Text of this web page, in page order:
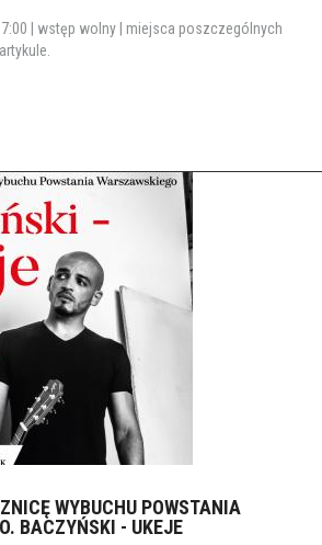
| wstęp wolny | miejsca poszczególnych
WYBUCHU POWSTANIA
BACZYŃSKI - UKEJE